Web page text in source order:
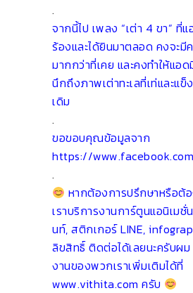
.
จากนี้ไป เพลง “เต่า 4 ขา” ที่
ร้องและได้ยินมาตลอด คงจะมี
มากกว่าที่เคย และคงทำให้แอ
นึกถึงภาพเต่าทะเลที่เท่และแข็
เดิม
.
ขอขอบคุณข้อมูลจาก
https://
.
หากต้องการปรึกษาหรือต้
เราบริการงานการ์ตูนแอนิเมชั่
นท์, สติกเกอร์ LINE,
ลิขสิทธิ์ ติดต่อได้เลยนะครับผ
งานของพวกเราเพิ่มเติมได้ที่
www.vithita.com ครับ